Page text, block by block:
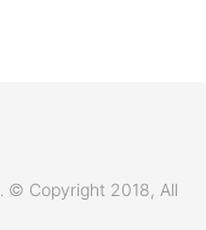
. © Copyright 2018, All